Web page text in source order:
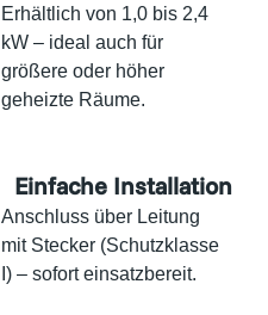
Erhältlich von 1,0 bis 2,4
kW – ideal auch für
größere oder höher
geheizte Räume.
Einfache Installation
Anschluss über Leitung
mit Stecker (Schutzklasse
I) – sofort einsatzbereit.